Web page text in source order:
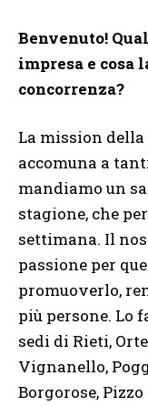
Benvenuto!
impresa e cosa
concorrenza?
La mission
accomuna a
mandiamo un
stagione, che
settimana. Il
passione per
promuoverlo,
più persone. Lo
sedi di Rieti,
Vignanello,
Borgorose,